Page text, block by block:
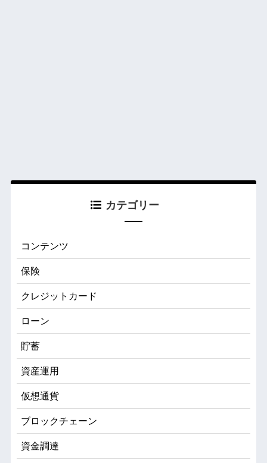
カテゴリー
コンテンツ
保険
クレジットカード
ローン
貯蓄
資産運用
仮想通貨
ブロックチェーン
資金調達